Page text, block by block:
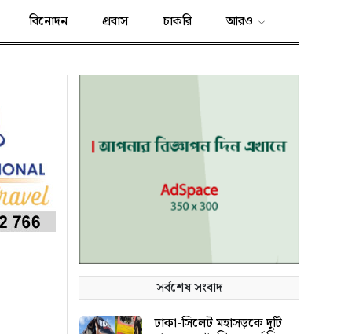
বিনোদন প্রবাস চাকরি আরও
সর্বশেষ সংবাদ
ঢাকা-সিলেট মহাসড়কে দুটি